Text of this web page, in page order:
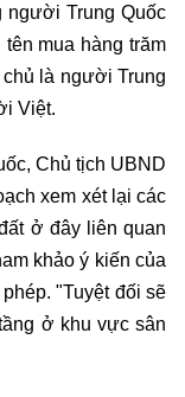
người Trung Quốc
mua hàng trăm
là người Trung
Việt.
Chủ tịch UBND
xem xét lại các
ở đây liên quan
khảo ý kiến của
"Tuyệt đối sẽ
ở khu vực sân